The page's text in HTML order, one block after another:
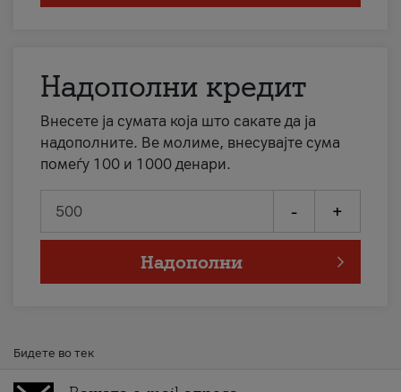
Надополни кредит
Внесете ја сумата која што сакате да ја
надополните. Ве молиме, внесувајте сума
помеѓу 100 и 1000 денари.
- +
Надополни
Бидете во тек